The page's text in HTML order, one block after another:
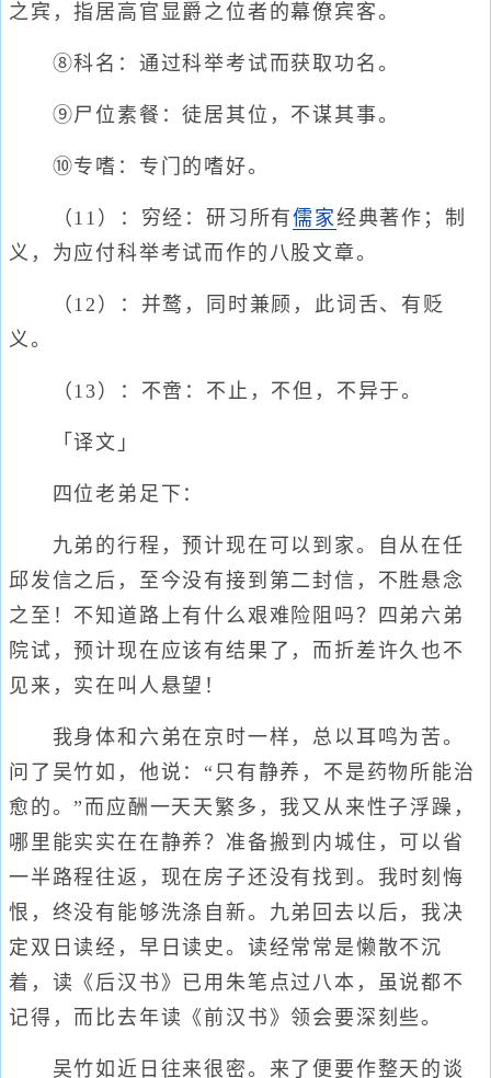
之宾，指居高官显爵之位者的幕僚宾客。
⑧科名：通过科举考试而获取功名。
⑨尸位素餐：徒居其位，不谋其事。
⑩专嗜：专门的嗜好。
（11）：穷经：研习所有儒家经典著作；制
义，为应付科举考试而作的八股文章。
（12）：并鹜，同时兼顾，此词舌、有贬
义。
（13）：不啻：不止，不但，不异于。
「译文」
四位老弟足下：
九弟的行程，预计现在可以到家。自从在任
邱发信之后，至今没有接到第二封信，不胜悬念
之至！不知道路上有什么艰难险阻吗？四弟六弟
院试，预计现在应该有结果了，而折差许久也不
见来，实在叫人悬望！
我身体和六弟在京时一样，总以耳鸣为苦。
问了吴竹如，他说：“只有静养，不是药物所能治
愈的。”而应酬一天天繁多，我又从来性子浮躁，
哪里能实实在在静养？准备搬到内城住，可以省
一半路程往返，现在房子还没有找到。我时刻悔
恨，终没有能够洗涤自新。九弟回去以后，我决
定双日读经，早日读史。读经常常是懒散不沉
着，读《后汉书》已用朱笔点过八本，虽说都不
记得，而比去年读《前汉书》领会要深刻些。
吴竹如近日往来很密。来了便要作整天的谈